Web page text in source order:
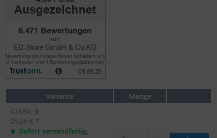
Variante
Menge
Größe: 0
25,25 € *
Sofort versandfertig,